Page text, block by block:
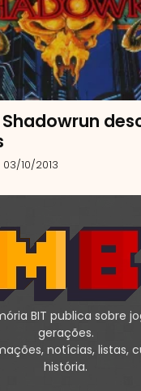
03/10/2013
BIT publica sobre
gerações.
notícias, listas,
história.